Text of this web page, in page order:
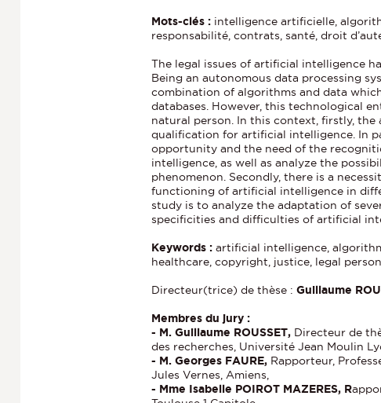
Mots-clés : intelligence artificielle,
responsabilité, contrats, santé, droit
The legal issues of artificial intelligence
Being an autonomous data processing
combination of algorithms and data
databases. However, this technological
natural person. In this context, firstly,
qualification for artificial intelligence. In
opportunity and the need of the
intelligence, as well as analyze the
phenomenon. Secondly, there is a
functioning of artificial intelligence in
study is to analyze the adaptation of
specificities and difficulties of artificial
Keywords :artificial intelligence,
healthcare, copyright, justice, legal
Directeur(trice) de thèse : Guillaume
Membres du jury :
- M. Guillaume ROUSSET, Directeur de
des recherches, Université Jean Moulin
- M. Georges FAURE, Rapporteur,
Jules Vernes, Amiens,
- Mme Isabelle POIROT MAZERES, R